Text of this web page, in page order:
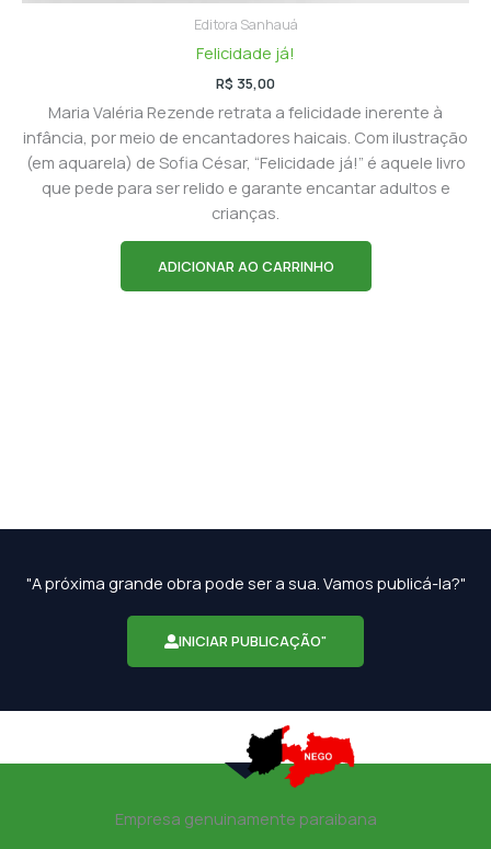
Editora Sanhauá
Felicidade já!
R$ 35,00
Maria Valéria Rezende retrata a felicidade inerente à
infância, por meio de encantadores haicais. Com ilustração
(em aquarela) de Sofia César, “Felicidade já!” é aquele livro
que pede para ser relido e garante encantar adultos e
crianças.
ADICIONAR AO CARRINHO
"A próxima grande obra pode ser a sua. Vamos publicá-la?"
INICIAR PUBLICAÇÃO"
Empresa genuinamente paraibana